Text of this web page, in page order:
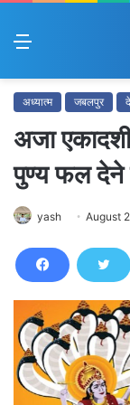
Menu
अध्यात्म जबलपुर
अजा
पुण्य फल देने
yash August